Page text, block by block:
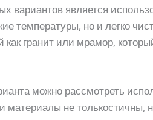
вариантов является
температуры, но и легко
как гранит или мрамор,
можно рассмотреть
материалы не толькостичны,